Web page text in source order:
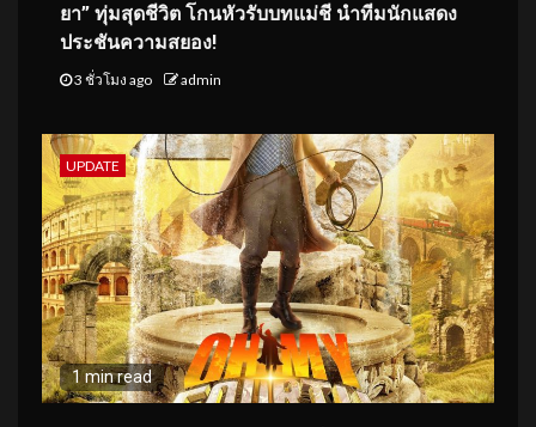
ยา” ทุ่มสุดชีวิต โกนหัวรับบทแม่ชี นำทีมนักแสดง
ประชันความสยอง!
3 ชั่วโมง ago admin
UPDATE
1 min read